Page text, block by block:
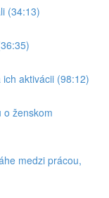
(34:13)
aktivácii (98:12)
o ženskom
medzi prácou,